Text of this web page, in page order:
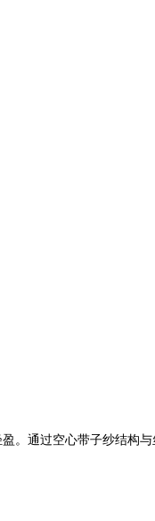
。通过空心带子纱结构